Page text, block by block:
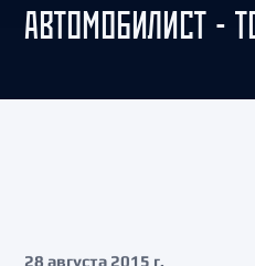
АВТОМОБИЛИСТ -
28 августа 2015 г.